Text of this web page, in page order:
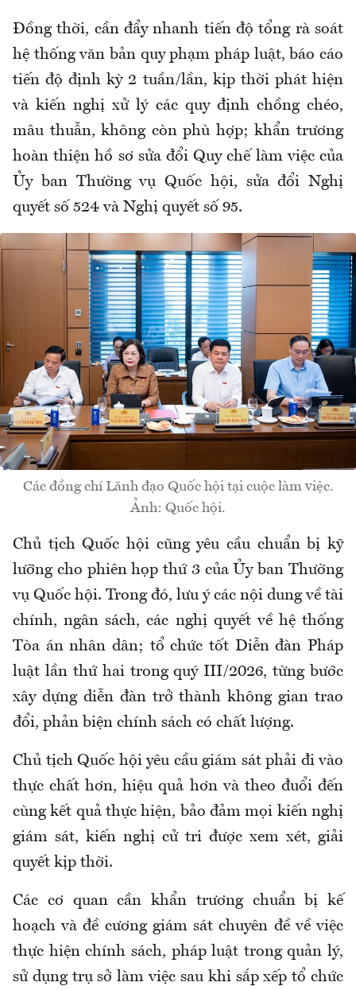
Đồng thời, cần đẩy nhanh tiến độ tổng rà soát
hệ thống văn bản quy phạm pháp luật, báo cáo
tiến độ định kỳ 2 tuần/lần, kịp thời phát hiện
và kiến nghị xử lý các quy định chồng chéo,
mâu thuẫn, không còn phù hợp; khẩn trương
hoàn thiện hồ sơ sửa đổi Quy chế làm việc của
Ủy ban Thường vụ Quốc hội, sửa đổi Nghị
quyết số 524 và Nghị quyết số 95.
Các đồng chí Lãnh đạo Quốc hội tại cuộc làm việc.
Ảnh: Quốc hội.
Chủ tịch Quốc hội cũng yêu cầu chuẩn bị kỹ
lưỡng cho phiên họp thứ 3 của Ủy ban Thường
vụ Quốc hội. Trong đó, lưu ý các nội dung về tài
chính, ngân sách, các nghị quyết về hệ thống
Tòa án nhân dân; tổ chức tốt Diễn đàn Pháp
luật lần thứ hai trong quý III/2026, từng bước
xây dựng diễn đàn trở thành không gian trao
đổi, phản biện chính sách có chất lượng.
Chủ tịch Quốc hội yêu cầu giám sát phải đi vào
thực chất hơn, hiệu quả hơn và theo đuổi đến
cùng kết quả thực hiện, bảo đảm mọi kiến nghị
giám sát, kiến nghị cử tri được xem xét, giải
quyết kịp thời.
Các cơ quan cần khẩn trương chuẩn bị kế
hoạch và đề cương giám sát chuyên đề về việc
thực hiện chính sách, pháp luật trong quản lý,
sử dụng trụ sở làm việc sau khi sắp xếp tổ chức